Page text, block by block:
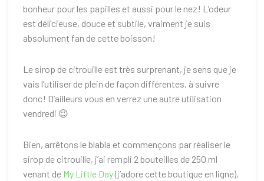
bonheur pour les papilles et aussi pour le nez! L’odeur
est délicieuse, douce et subtile, vraiment je suis
absolument fan de cette boisson!
Le sirop de citrouille est très surprenant, je sens que je
vais l’utiliser de plein de façon différentes, à suivre
donc! D’ailleurs vous en verrez une autre utilisation
vendredi 😉
Bien, arrêtons le blabla et commençons par réaliser le
sirop de citrouille, j’ai rempli 2 bouteilles de 250 ml
venant de My Little Day(j’adore cette boutique en ligne),